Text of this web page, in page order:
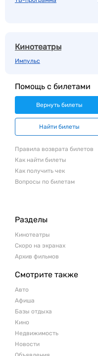
Кинотеатры
Импульс
Помощь с билетами
Вернуть билеты
Найти билеты
Правила возврата билетов
Как найти билеты
Как получить чек
Вопросы по билетам
Разделы
Кинотеатры
Скоро на экранах
Архив фильмов
Смотрите также
Авто
Афиша
Базы отдыха
Кино
Недвижимость
Новости